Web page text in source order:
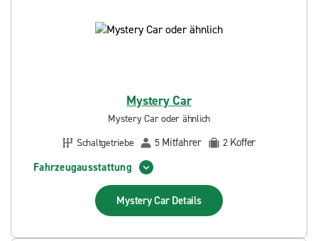
Mystery Car
Mystery Car oder ähnlich
Schaltgetriebe
5 Mitfahrer 2 Koffer
Fahrzeugausstattung
Mystery Car Details